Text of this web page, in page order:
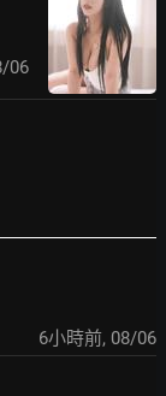
06
6小時前, 08/06